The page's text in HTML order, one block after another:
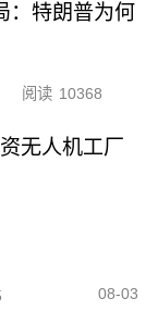
：特朗普为何
阅读 10368
无人机工厂
08-03